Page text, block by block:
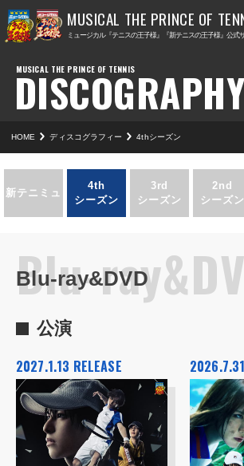
ミュージカル『テニスの王子様』『新テニスの王子様』公式
ミ
ュ
の
王
ミ
ュ
ジ
ル
の
子
様
』
DISCOGRAPHY
HOME ディスコグラフィー 4thシーズン
新テニミュ
4th
シーズン
3rd
シーズン
2nd
シーズン
Blu-ray&DVD
Blu-
公演
2027.1.13 RELEASE